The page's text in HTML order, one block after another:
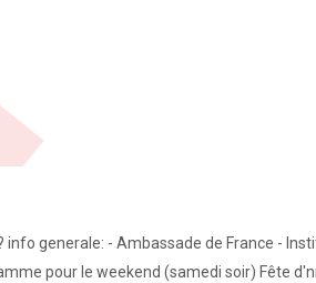
generale: - Ambassade de France -
pour le weekend (samedi soir) Fête